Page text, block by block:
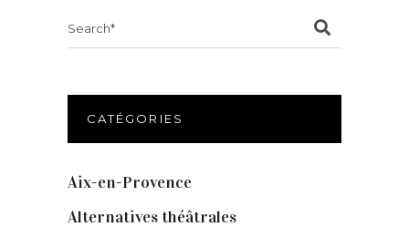
CATÉGORIES
Aix-en-Provence
Alternatives théâtrales